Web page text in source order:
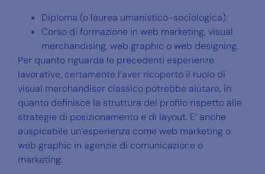
Diploma (o laurea umanistico-sociologica);
Corso di formazione in web marketing, visual
merchandising, web graphic o web designing.
Per quanto riguarda le precedenti esperienze
lavorative, certamente l’aver ricoperto il ruolo di
visual merchandiser classico potrebbe aiutare, in
quanto definisce la struttura del profilo rispetto alle
strategie di posizionamento e di layout. E’ anche
auspicabile un’esperienza come web marketing o
web graphic in agenzie di comunicazione o
marketing.